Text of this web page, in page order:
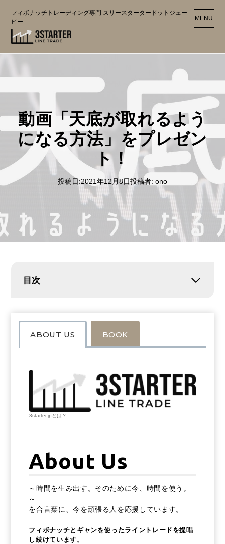
ッ
フィボナッチトレーディング専門 スリースタータードットジェー
ピー
MENU
動画「天底が取れるよう
になる方法」をプレゼン
ト！
投稿日:2021年12月8日投稿者: ono
目次
ABOUT US BOOK
3starter.jpとは？
About Us
～時間を生み出す。そのために今、時間を使う。
～
を合言葉に、今を頑張る人を応援しています。
フィボナッチとギャンを使ったライントレードを提唱
し続けています。